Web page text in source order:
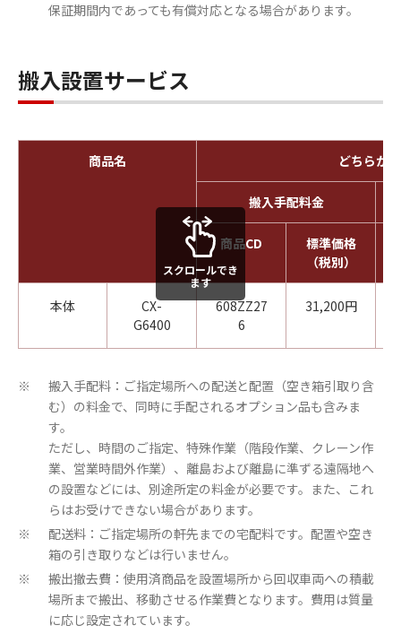
保証期間内であっても有償対応となる場合があります。
搬入設置サービス
商品名 どちらか
搬入手配料金
商品CD
標準価格
（税別）
本体
CX-
G6400
608ZZ27
6
31,200円
スクロールでき
ます
※
搬入手配料：ご指定場所への配送と配置（空き箱引取り含
む）の料金で、同時に手配されるオプション品も含みま
す。
ただし、時間のご指定、特殊作業（階段作業、クレーン作
業、営業時間外作業）、離島および離島に準ずる遠隔地へ
の設置などには、別途所定の料金が必要です。また、これ
らはお受けできない場合があります。
※
配送料：ご指定場所の軒先までの宅配料です。配置や空き
箱の引き取りなどは行いません。
※
搬出撤去費：使用済商品を設置場所から回収車両への積載
場所まで搬出、移動させる作業費となります。費用は質量
に応じ設定されています。